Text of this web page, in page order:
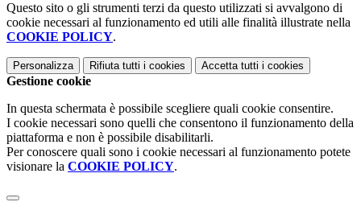
Questo sito o gli strumenti terzi da questo utilizzati si avvalgono di
cookie necessari al funzionamento ed utili alle finalità illustrate nella
COOKIE POLICY.
Personalizza Rifiuta tutti i cookies Accetta tutti i cookies
Gestione cookie
In questa schermata è possibile scegliere quali cookie consentire.
I cookie necessari sono quelli che consentono il funzionamento della
piattaforma e non è possibile disabilitarli.
Per conoscere quali sono i cookie necessari al funzionamento potete
visionare la COOKIE POLICY.